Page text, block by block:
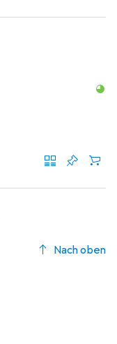
Nach oben